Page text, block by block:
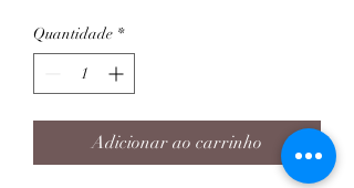
Quantidade *
Adicionar ao carrinho